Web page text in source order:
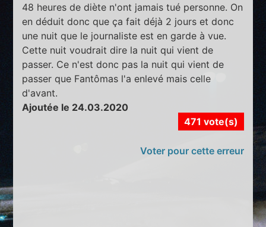
48 heures de diète n'ont jamais tué personne. On
en déduit donc que ça fait déjà 2 jours et donc
une nuit que le journaliste est en garde à vue.
Cette nuit voudrait dire la nuit qui vient de
passer. Ce n'est donc pas la nuit qui vient de
passer que Fantômas l'a enlevé mais celle
d'avant.
Ajoutée le 24.03.2020
471 vote(s)
Voter pour cette erreur